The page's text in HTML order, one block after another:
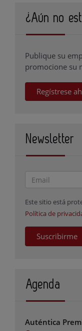
¿Aún no
Publique su
promocione su
Regístrese
Newsletter
Este sitio está
Política de
Suscribirme
Agenda
Auténtica